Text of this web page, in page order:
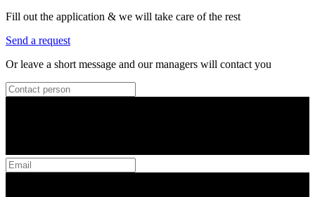
Fill out the application & we will take care of the rest
Send a request
Or leave a short message and our managers will contact you